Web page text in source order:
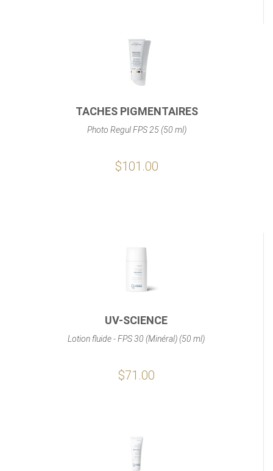
TACHES PIGMENTAIRES
Photo Regul FPS 25 (50 ml)
$101.00
UV-SCIENCE
Lotion fluide - FPS 30 (Minéral) (50 ml)
$71.00